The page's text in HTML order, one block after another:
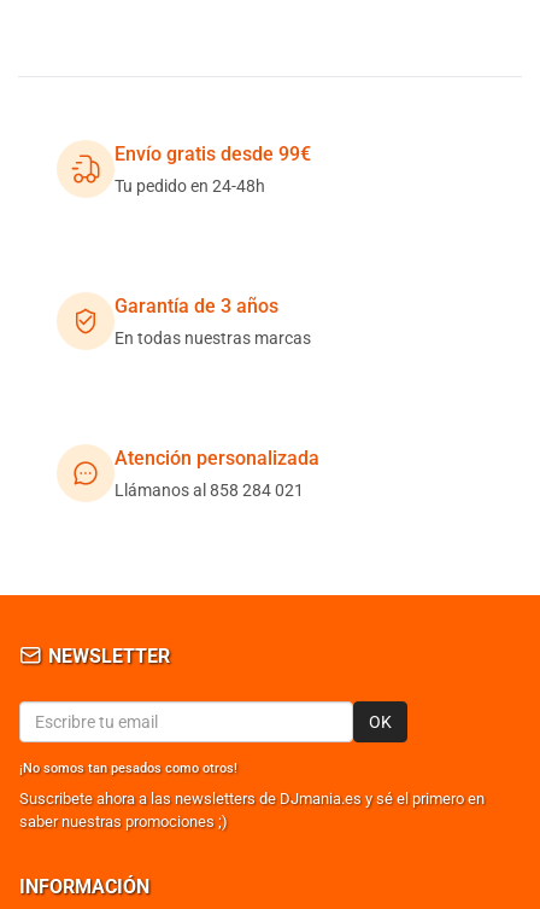
Envío gratis desde 99€
Tu pedido en 24-48h
Garantía de 3 años
En todas nuestras marcas
Atención personalizada
Llámanos al 858 284 021
NEWSLETTER
OK
¡No somos tan pesados como otros!
Suscribete ahora a las newsletters de DJmania.es y sé el primero en
saber nuestras promociones ;)
INFORMACIÓN